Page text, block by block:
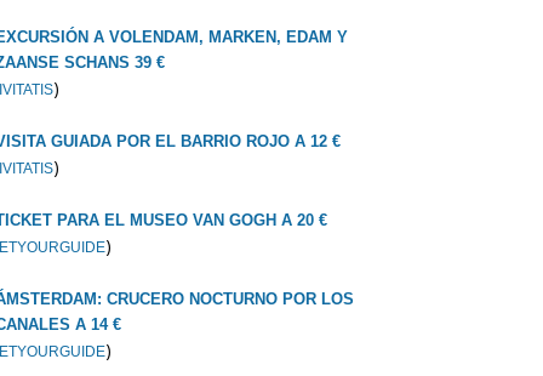
A VOLENDAM, MARKEN, EDAM Y
SCHANS 39 €
)
GUIADA POR EL BARRIO ROJO A 12 €
)
PARA EL MUSEO VAN GOGH A 20 €
)
CRUCERO NOCTURNO POR LOS
A 14 €
)